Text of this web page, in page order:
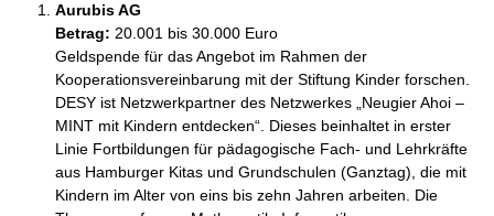
Aurubis AG
Betrag: 20.001 bis 30.000 Euro
Geldspende für das Angebot im Rahmen der
Kooperationsvereinbarung mit der Stiftung Kinder forschen.
DESY ist Netzwerkpartner des Netzwerkes „Neugier Ahoi –
MINT mit Kindern entdecken“. Dieses beinhaltet in erster
Linie Fortbildungen für pädagogische Fach- und Lehrkräfte
aus Hamburger Kitas und Grundschulen (Ganztag), die mit
Kindern im Alter von eins bis zehn Jahren arbeiten. Die